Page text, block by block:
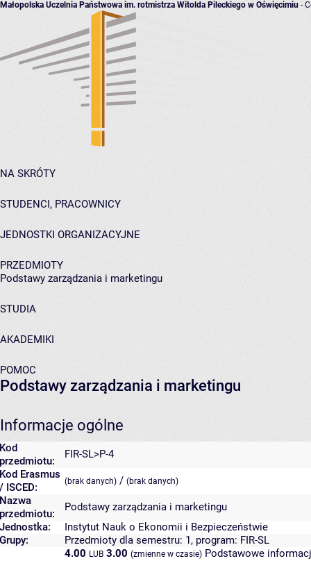
Małopolska Uczelnia Państwowa im. rotmistrza Witolda Pileckiego w Oświęcimiu -
NA SKRÓTY
STUDENCI, PRACOWNICY
JEDNOSTKI ORGANIZACYJNE
PRZEDMIOTY
Podstawy zarządzania i marketingu
STUDIA
AKADEMIKI
POMOC
Podstawy zarządzania i marketingu
Informacje ogólne
Kod
przedmiotu:
FIR-SL>P-4
Kod Erasmus
/ ISCED:
(brak danych) / (brak danych)
Nazwa
przedmiotu:
Podstawy zarządzania i marketingu
Jednostka:
Instytut Nauk o Ekonomii i Bezpieczeństwie
Grupy:
Przedmioty dla semestru: 1, program: FIR-SL
4.00 LUB 3.00 (zmienne w czasie) Podstawowe